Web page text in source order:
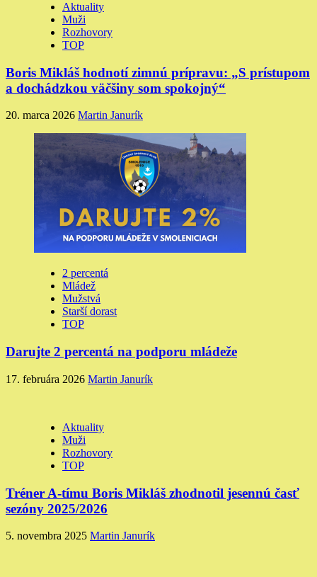
Aktuality
Muži
Rozhovory
TOP
Boris Mikláš hodnotí zimnú prípravu: „S prístupom
a dochádzkou väčšiny som spokojný“
20. marca 2026 Martin Janurík
2 percentá
Mládež
Mužstvá
Starší dorast
TOP
Darujte 2 percentá na podporu mládeže
17. februára 2026 Martin Janurík
Aktuality
Muži
Rozhovory
TOP
Tréner A-tímu Boris Mikláš zhodnotil jesennú časť
sezóny 2025/2026
5. novembra 2025 Martin Janurík